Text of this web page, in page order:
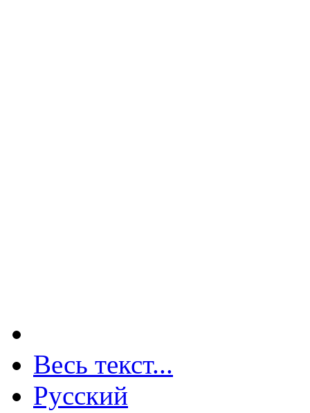
Весь текст...
Русский